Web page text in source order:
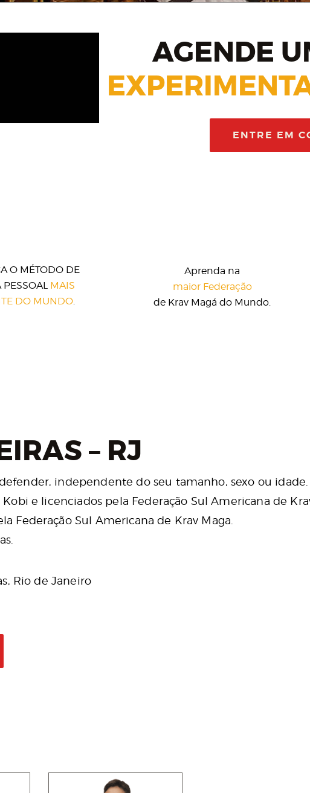
AGENDE
ENTRE EM
O MÉTODO DE
MAIS
DO MUNDO.
Aprenda na
maior Federação
de Krav Magá do Mundo.
– RJ
independente do seu tamanho, sexo ou idade.
e licenciados pela Federação Sul Americana de
Federação Sul Americana de Krav Maga.
Rio de Janeiro